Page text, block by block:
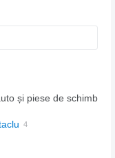
și piese de schimb